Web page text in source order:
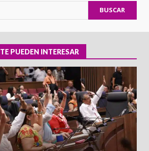
BUSCAR
TE PUEDEN INTERESAR